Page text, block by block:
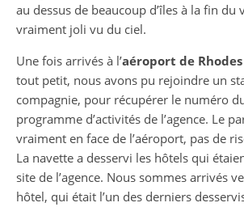
au dessus de beaucoup d’îles à la fin du
vraiment joli vu du ciel.
Une fois arrivés à l’aéroport de
tout petit, nous avons pu rejoindre un
compagnie, pour récupérer le numéro
programme d’activités de l’agence. Le
vraiment en face de l’aéroport, pas de
La navette a desservi les hôtels qui
site de l’agence. Nous sommes arrivés
hôtel, qui était l’un des derniers